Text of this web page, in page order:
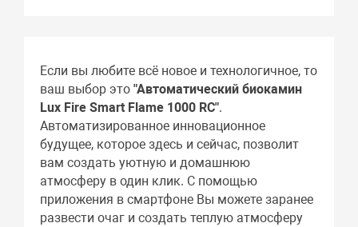
Если вы любите всё новое и технологичное, то
ваш выбор это"Автоматический биокамин
Lux Fire Smart Flame 1000 RC".
Автоматизированное инновационное
будущее, которое здесь и сейчас, позволит
вам создать уютную и домашнюю
атмосферу в один клик. С помощью
приложения в смартфоне Вы можете заранее
развести очаг и создать теплую атмосферу